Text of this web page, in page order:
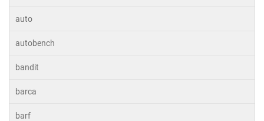
auto
autobench
bandit
barca
barf